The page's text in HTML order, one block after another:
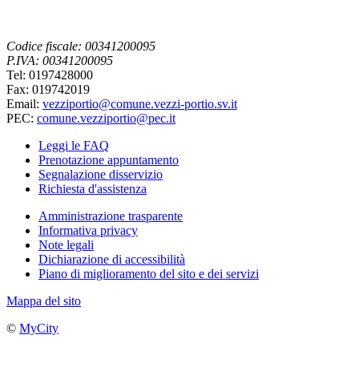
Codice fiscale: 00341200095
P.IVA: 00341200095
Tel: 0197428000
Fax: 019742019
Email: vezziportio@comune.vezzi-portio.sv.it
PEC: comune.vezziportio@pec.it
Leggi le FAQ
Prenotazione appuntamento
Segnalazione disservizio
Richiesta d'assistenza
Amministrazione trasparente
Informativa privacy
Note legali
Dichiarazione di accessibilità
Piano di miglioramento del sito e dei servizi
Mappa del sito
© MyCity